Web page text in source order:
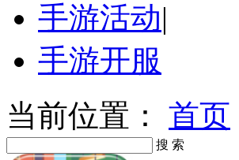
手游活动|
手游开服
当前位置： 首页
搜 索